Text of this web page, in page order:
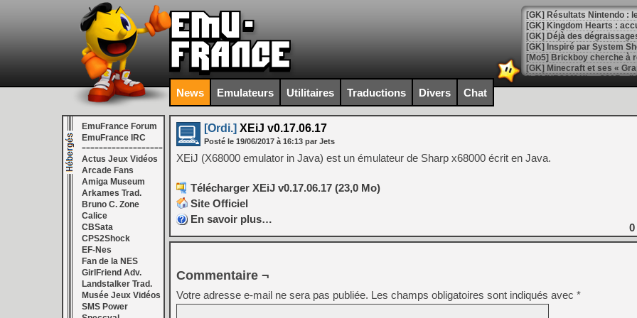
[GK] Résultats Nintendo :
[GK] Déjà des
[Mo5] Brickboy cherche à
[GK] Minecraft et ses «
[GK] Beast of
[GK] Ubisoft : fin de partie
[GK] Mémoire cash -
[GK] Dan Houser (GTA)
[GK] Comment EA Sports
[GK] Crimson Moon : un
[GK] Isle of Reveries : le
[GK] Moonlighter 2 : The
[GK] Capcom relance
[Mo5] Deux inédits du
[GK] Le beat'em up The
[GK] Endless Legend 2 :
[LS] [PS5] Le WebKit
News Emulateurs Utilitaires Traductions Divers Chat
EmuFrance Forum
EmuFrance IRC
===================
Actus Jeux Vidéos
Arcade Fans
Amiga Museum
Arkames Trad.
Bruno C. Zone
Calice
CBSata
CPS2Shock
EF-Nes
Fan de la NES
GirlFriend Adv.
Landstalker Trad.
Musée Jeux Vidéos
SMS Power
[Ordi.] XEiJ v0.17.06.17
Posté le 19/06/2017 à 16:13 par Jets
XEiJ (X68000 emulator in Java) est un émulateur de Sharp x68000 écrit en Java.
Télécharger XEiJ v0.17.06.17 (23,0 Mo)
Site Officiel
En savoir plus…
0
Commentaire ¬
Votre adresse e-mail ne sera pas publiée. Les champs obligatoires sont indiqués avec *